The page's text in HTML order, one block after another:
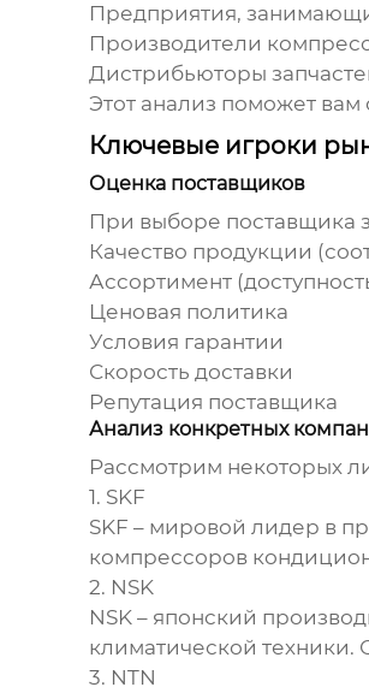
Предприятия,
Производители
Дистрибьюторы
Этот анализ поможет
Ключевые игроки
Оценка поставщиков
При выборе поставщика
Качество продукции
Ассортимент
Ценовая политика
Условия гарантии
Скорость доставки
Репутация поставщика
Анализ конкретных
Рассмотрим некоторых
1. SKF
SKF – мировой лидер в
компрессоров
2. NSK
NSK – японский
климатической
3. NTN